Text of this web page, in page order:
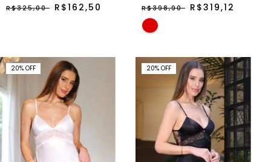
R$325,00 R$162,50 R$398,90 R$319,12
20% OFF 20% OFF